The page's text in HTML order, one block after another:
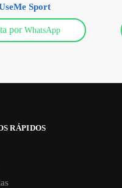
Sport
por WhatsApp
RÁPIDOS